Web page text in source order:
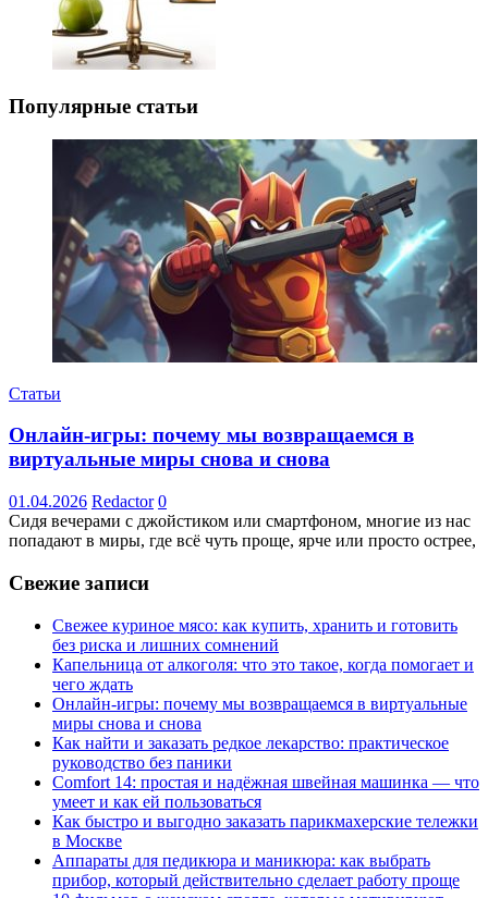
Популярные статьи
Статьи
Онлайн-игры: почему мы возвращаемся в
виртуальные миры снова и снова
01.04.2026 Redactor 0
Сидя вечерами с джойстиком или смартфоном, многие из нас
попадают в миры, где всё чуть проще, ярче или просто острее,
Свежие записи
Свежее куриное мясо: как купить, хранить и готовить
без риска и лишних сомнений
Капельница от алкоголя: что это такое, когда помогает и
чего ждать
Онлайн-игры: почему мы возвращаемся в виртуальные
миры снова и снова
Как найти и заказать редкое лекарство: практическое
руководство без паники
Comfort 14: простая и надёжная швейная машинка — что
умеет и как ей пользоваться
Как быстро и выгодно заказать парикмахерские тележки
в Москве
Аппараты для педикюра и маникюра: как выбрать
прибор, который действительно сделает работу проще